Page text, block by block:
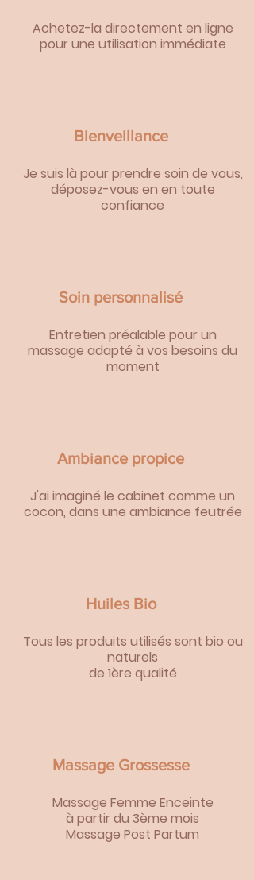
Achetez-la directement en ligne
pour une utilisation immédiate
Bienveillance
Je suis là pour prendre soin de vous,
déposez-vous en en toute
confiance
Soin personnalisé
Entretien préalable pour un
massage adapté à vos besoins du
moment
Ambiance propice
J'ai imaginé le cabinet comme un
cocon, dans une ambiance feutrée
Huiles Bio
Tous les produits utilisés sont bio ou
naturels
de 1ère qualité
Massage Grossesse
Massage Femme Enceinte
à partir du 3ème mois
Massage Post Partum